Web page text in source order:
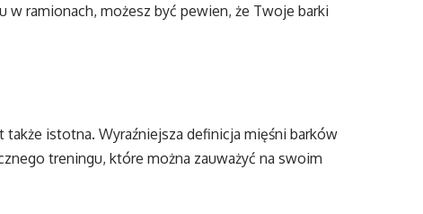
ramionach, możesz być pewien, że Twoje barki
istotna. Wyraźniejsza definicja mięśni barków
treningu, które można zauważyć na swoim